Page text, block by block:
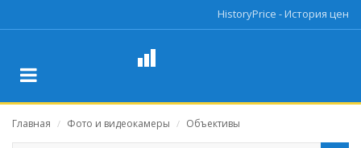
HistoryPrice - История цен
Главная / Фото и видеокамеры / Объективы